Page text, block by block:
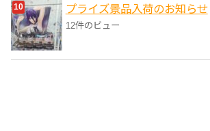
プライズ景品入荷のお知らせ
12件のビュー